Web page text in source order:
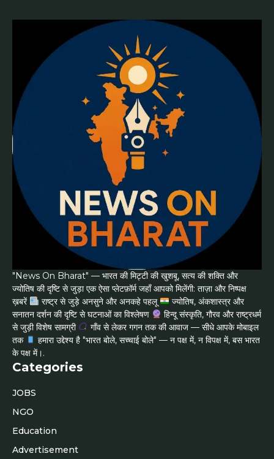
"News On Bharat" — भारत की मिट्टी की खुशबू, सत्य की शक्ति और
ज्योतिष की दृष्टि से जुड़ा एक ऐसा प्लेटफ़ॉर्म जहाँ आपको मिलेंगी: ताज़ा और निष्पक्ष
ख़बरें
राष्ट्र से जुड़े अनसुने और अनकहे पहलू
ज्योतिष, अंकशास्त्र और
सनातन दर्शन की दृष्टि से घटनाओं का विश्लेषण
हिन्दू संस्कृति, गौरव और राष्ट्रधर्म
से जुड़ी विशेष सामग्री
गाँव से लेकर गगन तक की आवाज — सीधे आपके मोबाइल
तक
हमारा उद्देश्य है "भारत बोले, सच्चाई बोले" — न पक्ष में, न विपक्ष में, बस भारत
के पक्ष में।.
Categories
JOBS
NGO
Education
Advertisement